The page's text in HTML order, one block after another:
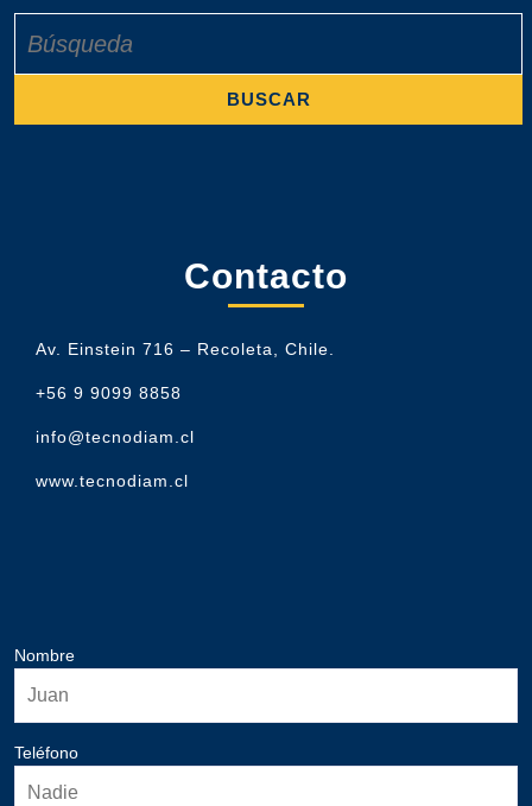
Contacto
Av. Einstein 716 – Recoleta, Chile.
+56 9 9099 8858
info@tecnodiam.cl
www.tecnodiam.cl
Nombre
Teléfono